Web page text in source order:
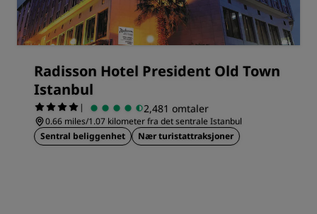
Radisson Hotel President Old Town
Istanbul
| 2,481 omtaler
0.66 miles/1.07 kilometer fra det sentrale Istanbul
Sentral beliggenhet
Nær turistattraksjoner